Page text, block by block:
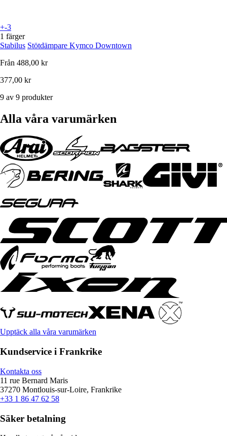
+-3
1 färger
Stabilus Stötdämpare Kymco Downtown
Från 488,00 kr
377,00 kr
9 av 9 produkter
Alla våra varumärken
Upptäck alla våra varumärken
Kundservice i Frankrike
Kontakta oss
11 rue Bernard Maris
37270 Montlouis-sur-Loire, Frankrike
+33 1 86 47 62 58
Säker betalning